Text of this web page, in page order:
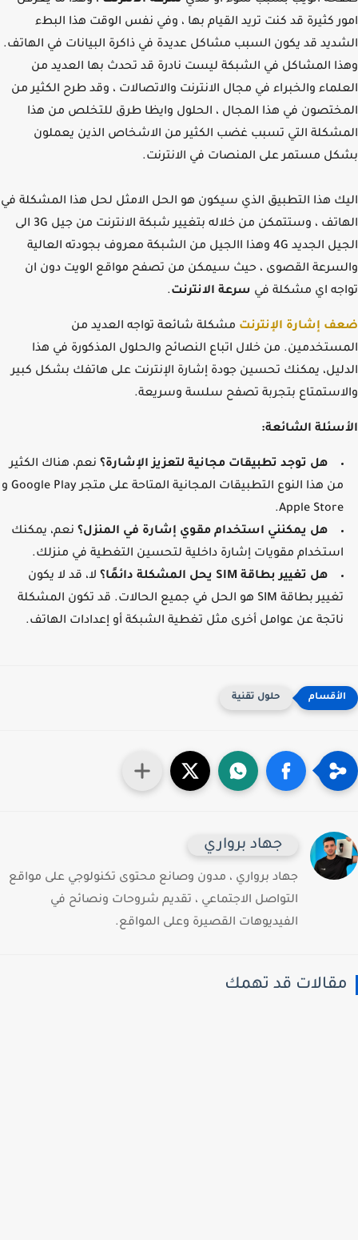
كثيرة قد كنت تريد القيام بها ، وفي نفس الوقت هذا البطء
قد يكون السبب مشاكل عديدة في ذاكرة البيانات في الهاتف.
المشاكل في الشبكة ليست نادرة قد تحدث بها العديد من
والخبراء في مجال الانترنت والاتصالات ، وقد طرح الكثير من
في هذا المجال ، الحلول وايظا طرق للتخلص من هذا
التي تسبب غضب الكثير من الاشخاص الذين يعملون
مستمر على المنصات في الانترنت.
هذا التطبيق الذي سيكون هو الحل الامثل لحل هذا المشكلة في
الهاتف ، وستتمكن من خلاله بتغيير شبكة الانترنت من جيل 3G الى
الجيل الجديد 4G وهذا االجيل من الشبكة معروف بجودته العالية
القصوى ، حيث سيمكن من تصفح مواقع الويت دون ان
اي مشكلة فيسرعة الانترنت.
إشارة الإنترنتمشكلة شائعة تواجه العديد من
من خلال اتباع النصائح والحلول المذكورة في هذا
يمكنك تحسين جودة إشارة الإنترنت على هاتفك بشكل كبير
بتجربة تصفح سلسة وسريعة.
الشائعة:
هل توجد تطبيقات مجانية لتعزيز الإشارة؟نعم، هناك الكثير
من هذا النوع التطبيقات المجانية المتاحة على متجر Google Play و
Apple Store.
هل يمكنني استخدام مقوي إشارة في المنزل؟نعم، يمكنك
استخدام مقويات إشارة داخلية لتحسين التغطية في منزلك.
هل تغيير بطاقة SIM يحل المشكلة دائمًا؟
لا، قد لا يكون
تغيير بطاقة SIM هو الحل في جميع الحالات. قد تكون المشكلة
ناتجة عن عوامل أخرى مثل تغطية الشبكة أو إعدادات الهاتف.
حلول تقنية
جهاد برواري
جهاد برواري ، مدون وصانع محتوى تكنولوجي على مواقع
التواصل الاجتماعي ، تقديم شروحات ونصائح في
الفيديوهات القصيرة وعلى المواقع.
قد تهمك